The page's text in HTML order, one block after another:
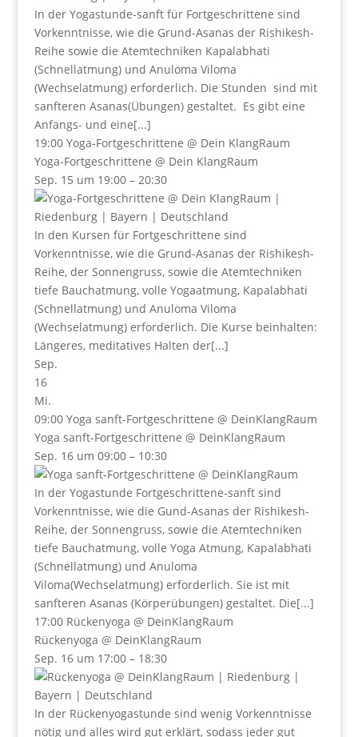
In der Yogastunde-sanft für Fortgeschrittene sind
Vorkenntnisse, wie die Grund-Asanas der Rishikesh-
Reihe sowie die Atemtechniken Kapalabhati
(Schnellatmung) und Anuloma Viloma
(Wechselatmung) erforderlich. Die Stunden sind mit
sanfteren Asanas(Übungen) gestaltet. Es gibt eine
Anfangs- und eine[...]
19:00 Yoga-Fortgeschrittene @ Dein KlangRaum
Yoga-Fortgeschrittene @ Dein KlangRaum
Sep. 15 um 19:00 – 20:30
In den Kursen für Fortgeschrittene sind
Vorkenntnisse, wie die Grund-Asanas der Rishikesh-
Reihe, der Sonnengruss, sowie die Atemtechniken
tiefe Bauchatmung, volle Yogaatmung, Kapalabhati
(Schnellatmung) und Anuloma Viloma
(Wechselatmung) erforderlich. Die Kurse beinhalten:
Längeres, meditatives Halten der[...]
Sep.
16
Mi.
09:00 Yoga sanft-Fortgeschrittene @ DeinKlangRaum
Yoga sanft-Fortgeschrittene @ DeinKlangRaum
Sep. 16 um 09:00 – 10:30
In der Yogastunde Fortgeschrittene-sanft sind
Vorkenntnisse, wie die Gund-Asanas der Rishikesh-
Reihe, der Sonnengruss, sowie die Atemtechniken
tiefe Bauchatmung, volle Yoga Atmung, Kapalabhati
(Schnellatmung) und Anuloma
Viloma(Wechselatmung) erforderlich. Sie ist mit
sanfteren Asanas (Körperübungen) gestaltet. Die[...]
17:00 Rückenyoga @ DeinKlangRaum
Rückenyoga @ DeinKlangRaum
Sep. 16 um 17:00 – 18:30
In der Rückenyogastunde sind wenig Vorkenntnisse
nötig und alles wird gut erklärt, sodass jeder gut